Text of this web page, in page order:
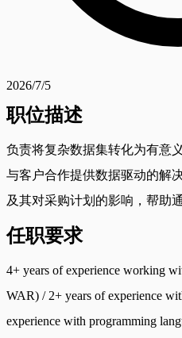
2026/7/5
职位描述
负责将复杂数据集转化为有意
与客户合作提供数据驱动的解
及其对采购计划的影响，帮助
任职要求
4+ years of experience working
WAR) / 2+ years of experience
experience with programming